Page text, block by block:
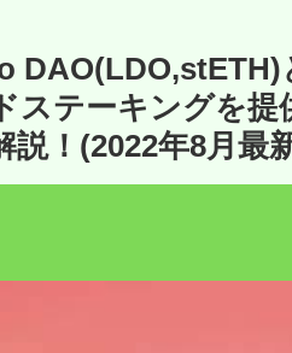
ステーキングを
説！(2022年8月最